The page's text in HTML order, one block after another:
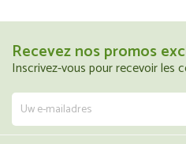
Recevez nos promos
Inscrivez-vous pour recevoir les